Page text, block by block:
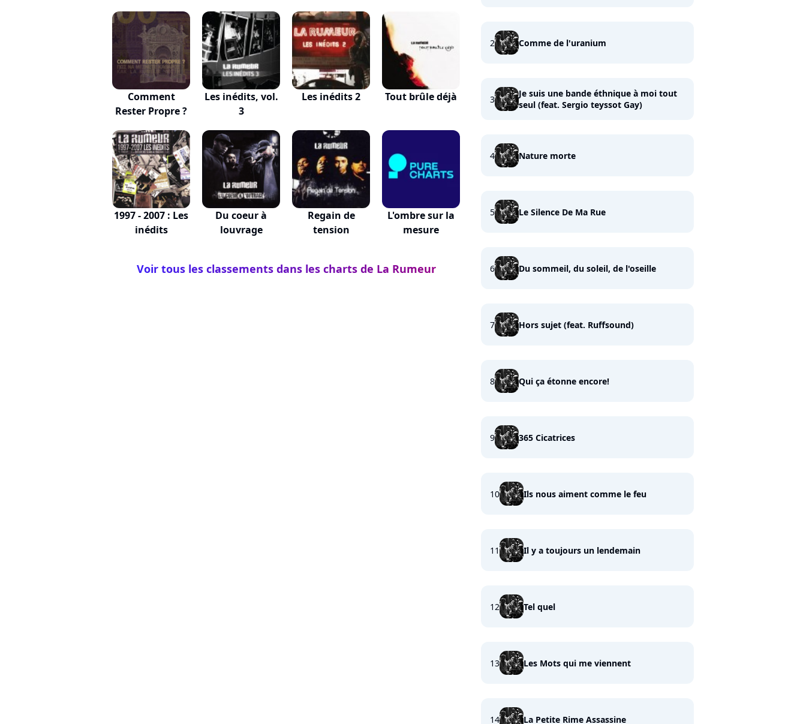
Comment
Rester Propre ?
Les inédits, vol.
3
Les inédits 2 Tout brûle déjà
1997 - 2007 : Les
inédits
Du coeur à
louvrage
Regain de
tension
L'ombre sur la
mesure
Voir tous les classements dans les charts de La Rumeur
2 Comme de l'uranium
3
Je suis une bande éthnique à moi tout
seul (feat. Sergio teyssot Gay)
4 Nature morte
5 Le Silence De Ma Rue
6 Du sommeil, du soleil, de l'oseille
7 Hors sujet (feat. Ruffsound)
8 Qui ça étonne encore!
9 365 Cicatrices
10 Ils nous aiment comme le feu
11 Il y a toujours un lendemain
12 Tel quel
13 Les Mots qui me viennent
14 La Petite Rime Assassine